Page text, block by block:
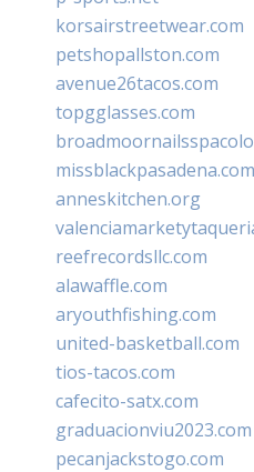
korsairstreetwear.com
petshopallston.com
avenue26tacos.com
topgglasses.com
missblackpasadena.com
anneskitchen.org
reefrecordsllc.com
alawaffle.com
aryouthfishing.com
united-basketball.com
tios-tacos.com
cafecito-satx.com
graduacionviu2023.com
pecanjackstogo.com